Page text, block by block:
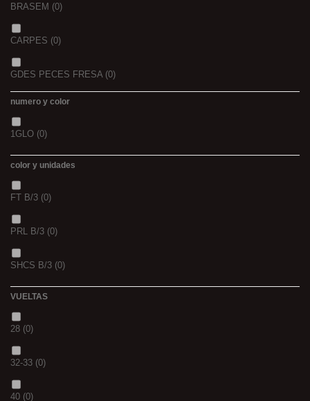
BRASEM (0)
CARPES (0)
GDES PECES FRESA(0)
GDES. PECES MAIZ
GDES. PECES SCOPEX
PIÑA
SCOPEX
TUTTI
numero y color
1GLO (0)
color y unidades
FT B/3 (0)
PRL B/3 (0)
SHCS B/3 (0)
VUELTAS
28 (0)
32-33 (0)
40 (0)